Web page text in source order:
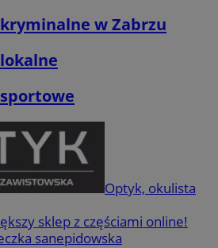
w Zabrzu
Optyk, okulista
sklep z częściami online!
sanepidowska